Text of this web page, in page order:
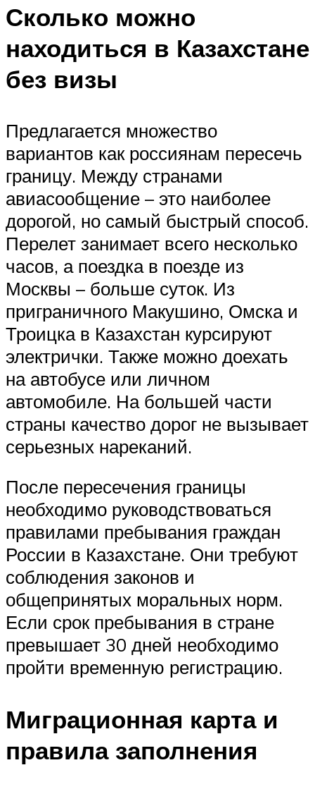
Сколько можно
находиться в Казахстане
без визы
Предлагается множество
вариантов как россиянам пересечь
границу. Между странами
авиасообщение – это наиболее
дорогой, но самый быстрый способ.
Перелет занимает всего несколько
часов, а поездка в поезде из
Москвы – больше суток. Из
приграничного Макушино, Омска и
Троицка в Казахстан курсируют
электрички. Также можно доехать
на автобусе или личном
автомобиле. На большей части
страны качество дорог не вызывает
серьезных нареканий.
После пересечения границы
необходимо руководствоваться
правилами пребывания граждан
России в Казахстане. Они требуют
соблюдения законов и
общепринятых моральных норм.
Если срок пребывания в стране
превышает 30 дней необходимо
пройти временную регистрацию.
Миграционная карта и
правила заполнения